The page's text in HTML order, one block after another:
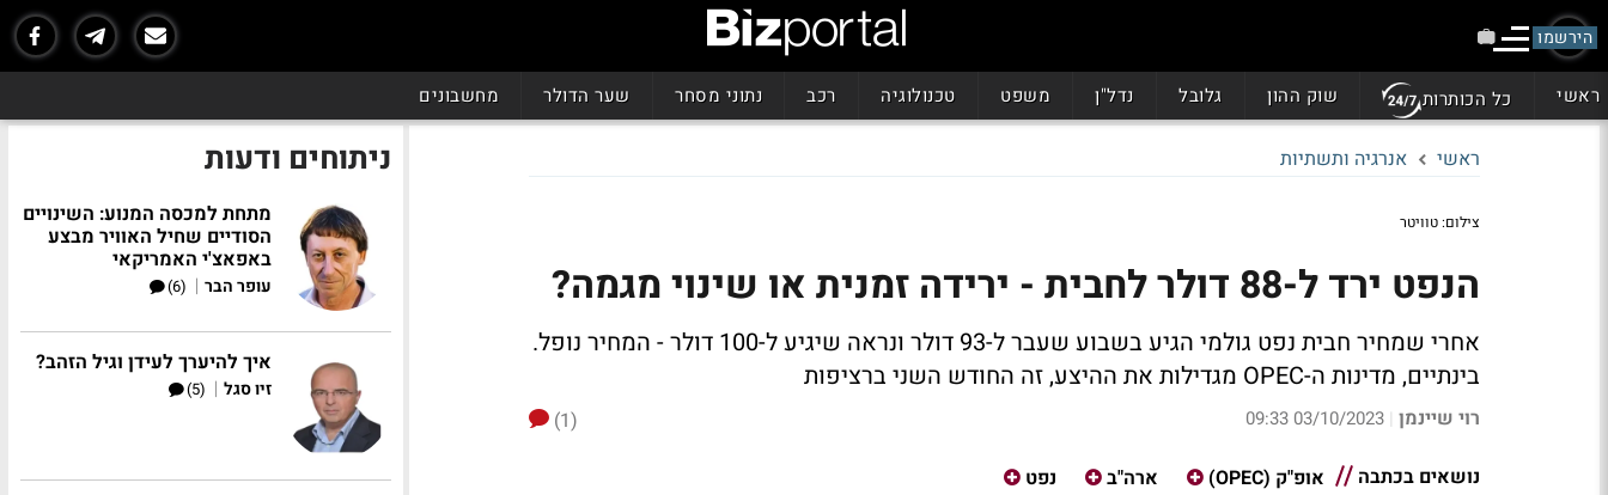
הירשמו
ראשי כל הכותרות שוק ההון גלובל נדל"ן משפט טכנולוגיה רכב נתוני מסחר שער הדולר מחשבונים
ראשי אנרגיה ותשתיות
צילום: טוויטר
הנפט ירד ל-88 דולר לחבית - ירידה זמנית או שינוי מגמה?
אחרי שמחיר חבית נפט גולמי הגיע בשבוע שעבר ל-93 דולר ונראה שיגיע ל-100 דולר - המחיר נופל.
בינתיים, מדינות ה-OPEC מגדילות את ההיצע, זה החודש השני ברציפות
רוי שיינמן |
03/10/2023 09:33
(1)
נושאים בכתבה
אופ"ק (OPEC) ארה"ב נפט
ניתוחים ודעות
מתחת למכסה המנוע: השינויים
הסודיים שחיל האוויר מבצע
באפאצ'י האמריקאי
עופר הבר |
(6)
איך להיערך לעידן וגיל הזהב?
זיו סגל |
(5)